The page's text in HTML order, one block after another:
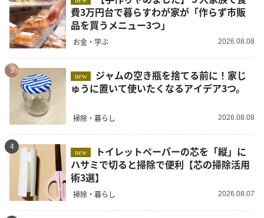
費3万円台で暮らすわが家が「作らず市販
品を買うメニュー3つ」
お金・学ぶ 2026.08.08
3
new
ゅうに置いて使いたくなるアイデア3つ。
掃除・暮らし 2026.08.08
4
new
ハサミで切ると掃除で便利【芯の掃除活用
術3選】
掃除・暮らし 2026.08.07